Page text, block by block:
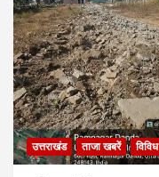
उत्तराखंड ताजा खबरें विविध